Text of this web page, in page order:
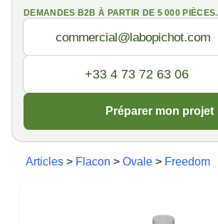
DEMANDES B2B À PARTIR DE 5 000 PIÈCES.
Préparer mon projet
Articles > Flacon > Ovale > Freedom